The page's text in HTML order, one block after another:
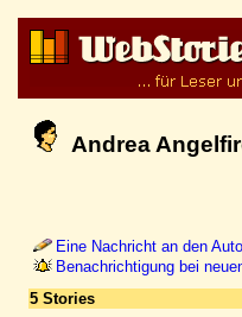
Andrea
Eine Nachricht an den
Benachrichtigung bei
5 Stories